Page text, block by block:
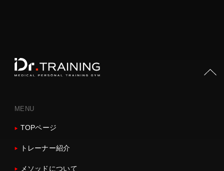
MENU
TOPページ
トレーナー紹介
メソッドについて